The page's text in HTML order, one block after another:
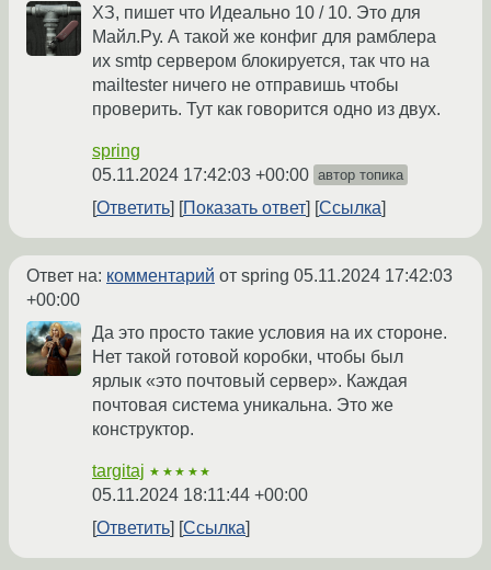
ХЗ, пишет что Идеально 10 / 10. Это для
Майл.Ру. А такой же конфиг для рамблера
их smtp сервером блокируется, так что на
mailtester ничего не отправишь чтобы
проверить. Тут как говорится одно из двух.
spring
05.11.2024 17:42:03 +00:00 автор топика
Ответить Показать ответ Ссылка
Ответ на: комментарий от spring 05.11.2024 17:42:03
+00:00
Да это просто такие условия на их стороне.
Нет такой готовой коробки, чтобы был
ярлык «это почтовый сервер». Каждая
почтовая система уникальна. Это же
конструктор.
targitaj ★★★★★
05.11.2024 18:11:44 +00:00
Ответить
Ссылка